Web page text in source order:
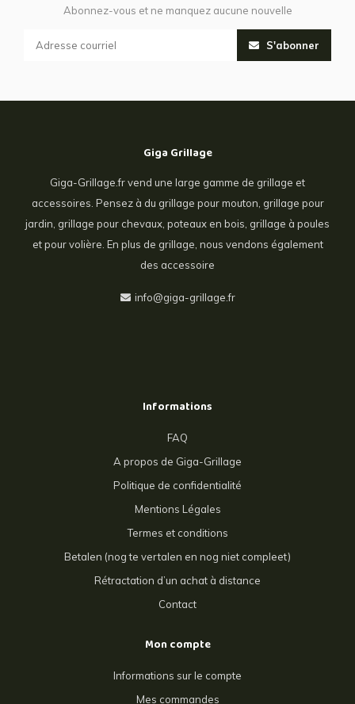
Abonnez-vous et ne manquez aucune nouvelle
S'abonner
Giga Grillage
Giga-Grillage.fr vend une large gamme de grillage et
accessoires. Pensez à du grillage pour mouton, grillage pour
jardin, grillage pour chevaux, poteaux en bois, grillage à poules
et pour volière. En plus de grillage, nous vendons également
des accessoire
info@giga-grillage.fr
Informations
FAQ
A propos de Giga-Grillage
Politique de confidentialité
Mentions Légales
Termes et conditions
Betalen (nog te vertalen en nog niet compleet)
Rétractation d’un achat à distance
Contact
Mon compte
Informations sur le compte
Mes commandes